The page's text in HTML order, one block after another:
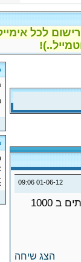
לכל אימייל
01-06-12
09:06
אם אתה רוצה בבזק בנינלאומי, אני יכול לספק לך 5 שרתים ב 1000
הצג שיחה
ה-